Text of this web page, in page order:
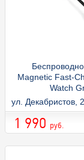
Magnetic Fast-
Watch
ул. Декабристов,
1 990 руб.